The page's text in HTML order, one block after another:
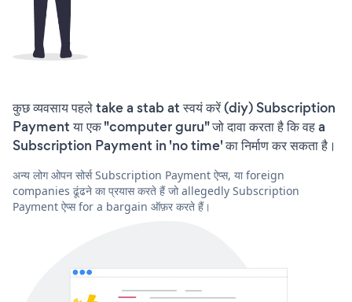
कुछ व्यवसाय पहले take a stab at स्वयं करें (diy) Subscription
Payment या एक "computer guru" जो दावा करता है कि वह a
Subscription Payment in 'no time' का निर्माण कर सकता है।
अन्य लोग ओपन सोर्स Subscription Payment ऐप्स, या foreign
companies ढूंढने का प्रयास करते हैं जो allegedly Subscription
Payment ऐप्स for a bargain ऑफ़र करते हैं।